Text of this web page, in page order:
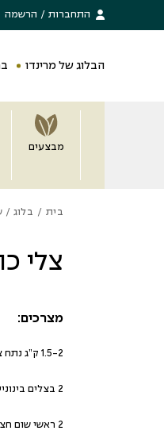
Skip to Content
התחברות / הרשמה
הבלוג של מרינדו
מבצעים
בית / בלוג /
צלי
מצרכים:
1.5-2 ק”ג נתח צלי כתף (מספר 5)
2 בצלים בינוניים חתוכים לקוביות
2 ראשי שום חצויים